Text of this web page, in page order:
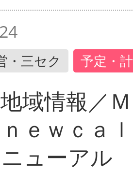
・三セク 予定・
域情報／
ｅｗｃａ
ューアル